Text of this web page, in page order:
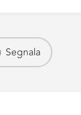
Segnala